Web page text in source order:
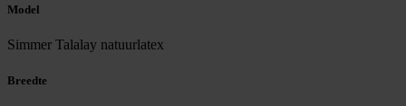
Model
Simmer Talalay natuurlatex
Breedte